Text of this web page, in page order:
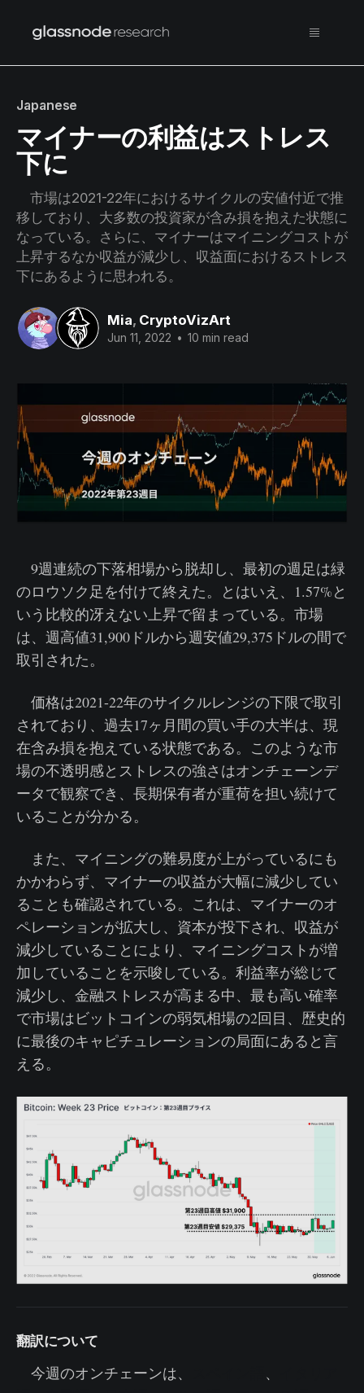
Japanese
マイナーの利益はストレス
下に
市場は2021-22年におけるサイクルの安値付近で推
移しており、大多数の投資家が含み損を抱えた状態に
なっている。さらに、マイナーはマイニングコストが
上昇するなか収益が減少し、収益面におけるストレス
下にあるように思われる。
Mia, CryptoVizArt
Jun 11, 2022 • 10 min read
9週連続の下落相場から脱却し、最初の週足は緑
のロウソク足を付けて終えた。とはいえ、1.57%と
いう比較的冴えない上昇で留まっている。市場
は、週高値31,900ドルから週安値29,375ドルの間で
取引された。
価格は2021-22年のサイクルレンジの下限で取引
されており、過去17ヶ月間の買い手の大半は、現
在含み損を抱えている状態である。このような市
場の不透明感とストレスの強さはオンチェーンデ
ータで観察でき、長期保有者が重荷を担い続けて
いることが分かる。
また、マイニングの難易度が上がっているにも
かかわらず、マイナーの収益が大幅に減少してい
ることも確認されている。これは、マイナーのオ
ペレーションが拡大し、資本が投下され、収益が
減少していることにより、マイニングコストが増
加していることを示唆している。利益率が総じて
減少し、金融ストレスが高まる中、最も高い確率
で市場はビットコインの弱気相場の2回目、歴史的
に最後のキャピチュレーションの局面にあると言
える。
翻訳について
今週のオンチェーンは、 、